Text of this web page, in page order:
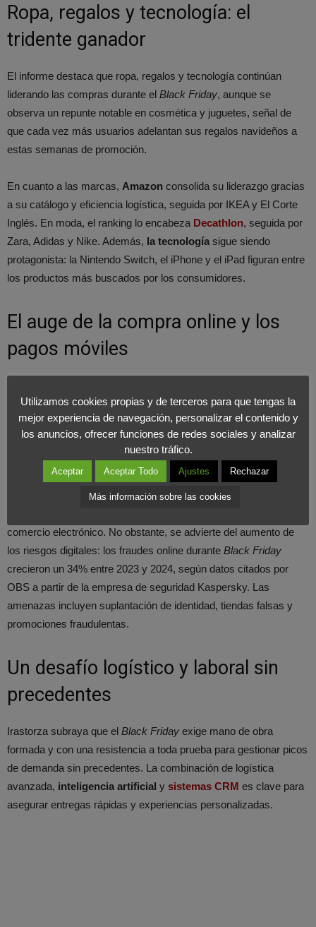
Ropa, regalos y tecnología: el
tridente ganador
El informe destaca que ropa, regalos y tecnología continúan
liderando las compras durante el Black Friday, aunque se
observa un repunte notable en cosmética y juguetes, señal de
que cada vez más usuarios adelantan sus regalos navideños a
estas semanas de promoción.
En cuanto a las marcas, Amazon consolida su liderazgo gracias
a su catálogo y eficiencia logística, seguida por IKEA y El Corte
Inglés. En moda, el ranking lo encabeza Decathlon, seguida por
Zara, Adidas y Nike. Además, la tecnología sigue siendo
protagonista: la Nintendo Switch, el iPhone y el iPad figuran entre
los productos más buscados por los consumidores.
El auge de la compra online y los
pagos móviles
mayor crecimiento, especialmente en países desarrollados,
donde Estados Unidos concentra más del 21% de las compras
globales. España se mantiene en una posición destacada dentro
de este mapa digital.
pagos móvilescontinúan ganando terreno frente a
comercio electrónico. No obstante, se advierte del aumento de
los riesgos digitales: los fraudes online durante Black Friday
crecieron un 34% entre 2023 y 2024, según datos citados por
OBS a partir de la empresa de seguridad Kaspersky. Las
amenazas incluyen suplantación de identidad, tiendas falsas y
promociones fraudulentas.
Un desafío logístico y laboral sin
precedentes
Irastorza subraya que el Black Friday exige mano de obra
formada y con una resistencia a toda prueba para gestionar picos
de demanda sin precedentes. La combinación de logística
avanzada, inteligencia artificial y sistemas CRM es clave para
asegurar entregas rápidas y experiencias personalizadas.
Utilizamos cookies propias y de terceros para que tengas la
mejor experiencia de navegación, personalizar el contenido y
los anuncios, ofrecer funciones de redes sociales y analizar
nuestro tráfico.
Aceptar Aceptar Todo Ajustes Rechazar
Más información sobre las cookies